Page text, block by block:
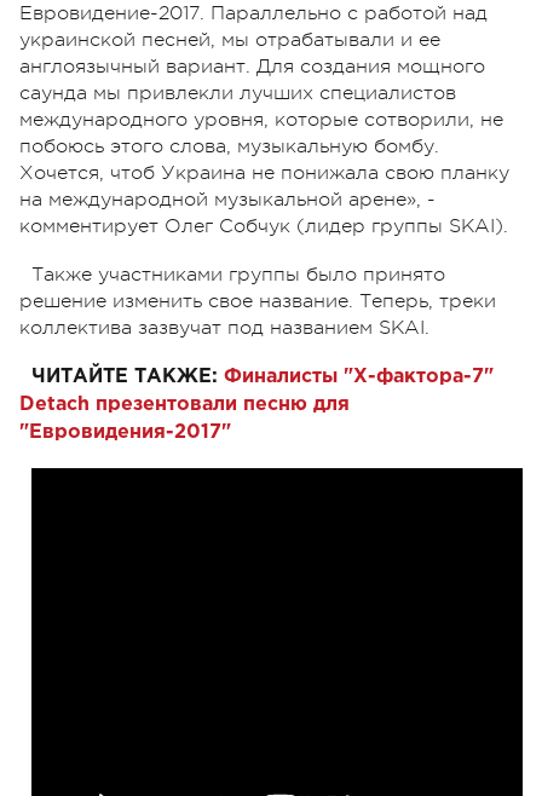
Евровидение-2017. Параллельно с работой над
украинской песней, мы отрабатывали и ее
англоязычный вариант. Для создания мощного
саунда мы привлекли лучших специалистов
международного уровня, которые сотворили, не
побоюсь этого слова, музыкальную бомбу.
Хочется, чтоб Украина не понижала свою планку
на международной музыкальной арене», -
комментирует Олег Собчук (лидер группы SKAI).
Также участниками группы было принято
решение изменить свое название. Теперь, треки
коллектива зазвучат под названием SKAI.
ЧИТАЙТЕ ТАКЖЕ: Финалисты "Х-фактора-7"
Detach презентовали песню для
"Евровидения-2017"